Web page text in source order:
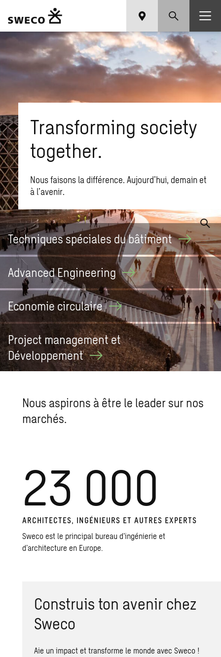
Transforming society
together.
Nous faisons la différence. Aujourd’hui, demain et
à l’avenir.
Que recherchez-vous ?
Techniques spéciales dubâtiment
AdvancedEngineering
Economiecirculaire
Project management et
Développement
Nous aspi­rons à être le lea­der sur nos
mar­chés.
23 000
ARCHI­TECTES, INGÉ­NIEURS ET AUTRES EXPERTS
Sweco est le principal bureau d’ingénierie et
d’architecture en Europe.
Construis ton avenir chez
Sweco
Aie un impact et transforme le monde avec Sweco !